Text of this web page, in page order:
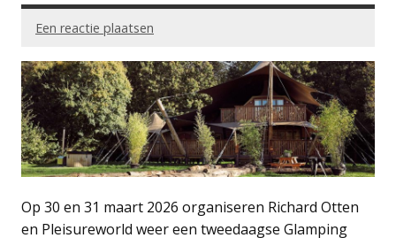
Een reactie plaatsen
Op 30 en 31 maart 2026 organiseren Richard Otten
en Pleisureworld weer een tweedaagse Glamping